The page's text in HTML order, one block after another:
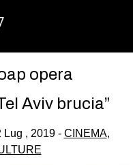
opera
Aviv brucia”
Lug , 2019 - CINEMA,